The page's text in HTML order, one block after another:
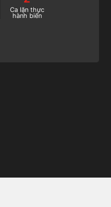
trực tuyến ngay
Ca lặn thực
hành biển